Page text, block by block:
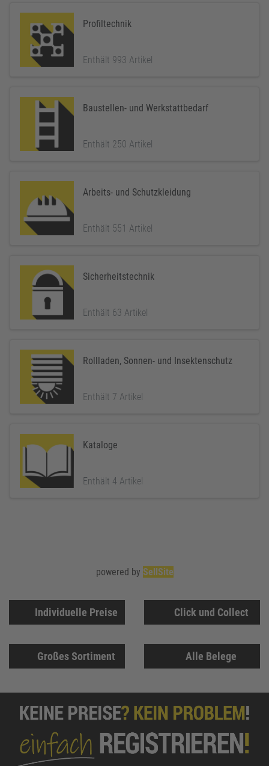
Profiltechnik
Enthält 993 Artikel
Baustellen- und Werkstattbedarf
Enthält 250 Artikel
Arbeits- und Schutzkleidung
Enthält 551 Artikel
Sicherheitstechnik
Enthält 63 Artikel
Rollladen, Sonnen- und Insektenschutz
Enthält 7 Artikel
Kataloge
Enthält 4 Artikel
Individuelle Preise Click und Collect
Großes Sortiment Alle Belege
powered by SellSite